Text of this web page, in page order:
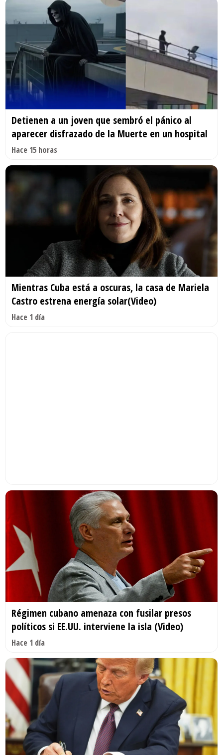
Detienen a un joven que sembró el pánico al
aparecer disfrazado de la Muerte en un hospital
Hace 15 horas
Mientras Cuba está a oscuras, la casa de Mariela
Castro estrena energía solar(Video)
Hace 1 día
Régimen cubano amenaza con fusilar presos
políticos si EE.UU. interviene la isla (Video)
Hace 1 día